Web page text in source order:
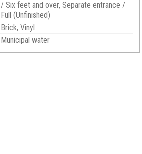
/ Six feet and over, Separate entrance /
Full (Unfinished)
Brick, Vinyl
Municipal water